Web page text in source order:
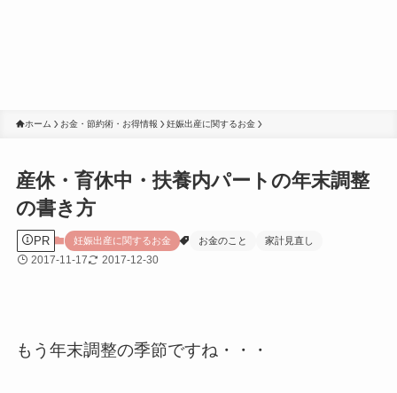
ホーム お金・節約術・お得情報 妊娠出産に関するお金
産休・育休中・扶養内パートの年末調整
の書き方
PR 妊娠出産に関するお金 お金のこと 家計見直し
2017-11-17 2017-12-30
もう年末調整の季節ですね・・・